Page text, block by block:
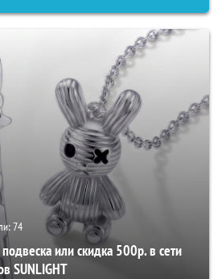
74
или скидка 500р. в сети
SUNLIGHT